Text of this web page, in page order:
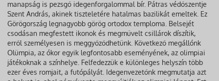
manapság is pezsgő idegenforgalommal bír. Pátras védőszentje
Szent András, akinek tiszteletére hatalmas bazilikát emeltek. Ez
Görögország legnagyobb görög ortodox temploma. Belsejét
csodásan megfestett ikonok és megművelt csillárok díszítik,
erről személyesen is meggyőződhetünk. Következő megállónk
Olümpia, az ókor egyik legfontosabb eseményének, az olimpiai
játékoknak a színhelye. Felfedezzük e különleges helyszín több
ezer éves romjait, a futópályát. Idegenvezetőnk megmutatja azt